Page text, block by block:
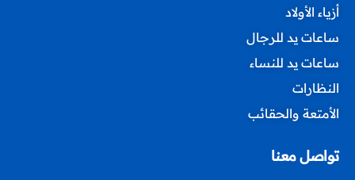
أزياء الأولاد
ساعات يد للرجال
ساعات يد للنساء
النظارات
الأمتعة والحقائب
تواصل معنا